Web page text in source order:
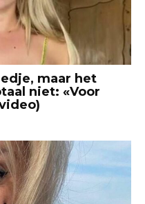
maar het
niet: «Voor